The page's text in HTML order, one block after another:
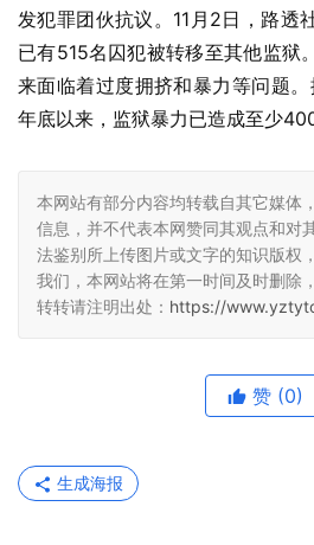
发犯罪团伙抗议。11月2日，路透
已有515名囚犯被转移至其他监狱
来面临着过度拥挤和暴力等问题
年底以来，监狱暴力已造成至少400
本网站有部分内容均转载自其它媒体
信息，并不代表本网赞同其观点和对
法鉴别所上传图片或文字的知识版权
我们，本网站将在第一时间及时删除
转转请注明出处： https://
赞 (0)
生成海报